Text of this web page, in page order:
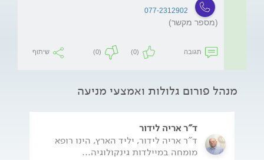
077-2312902
(מספר מקשר)
תגובה (0)
(0) שיתוף
מנהל פורום גלולות ואמצעי מניעה
ד"ר אריה לידור
ד"ר אריה לידור, יליד הארץ, הינו רופא
מומחה במיילדות גינקולוגיה...